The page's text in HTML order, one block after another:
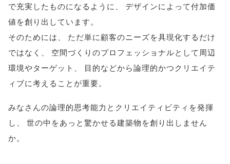
で充実したものになるように、
デザインによって付加価
値を創り出しています。
そのためには、
ただ単に顧客のニーズを具現化するだけ
ではなく 、
空間づくりのプロフェッショナルとして周辺
環境やターゲット 、
目的などから論理的かつクリエイテ
ィブに考えることが重要。
みなさんの論理的思考能力とクリエイティビティを発揮
し 、
世の中をあっと驚かせる建築物を創り出しません
か。